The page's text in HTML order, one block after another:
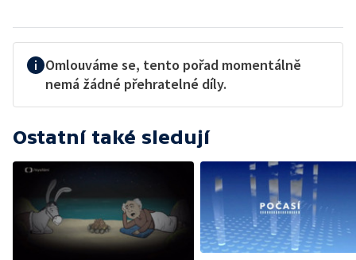
Omlouváme se, tento pořad momentálně
nemá žádné přehratelné díly.
Ostatní také sledují